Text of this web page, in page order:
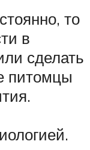
то
в
сделать
питомцы